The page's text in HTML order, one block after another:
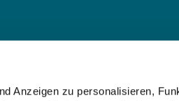
Anzeigen zu personalisieren,